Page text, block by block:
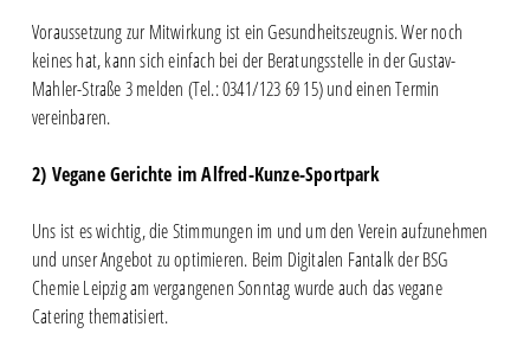
Voraussetzung zur Mitwirkung ist ein Gesundheitszeugnis. Wer noch
keines hat, kann sich einfach bei der Beratungsstelle in der Gustav-
Mahler-Straße 3 melden (Tel.: 0341/123 69 15) und einen Termin
vereinbaren.
2) Vegane Gerichte im Alfred-Kunze-Sportpark
Uns ist es wichtig, die Stimmungen im und um den Verein aufzunehmen
und unser Angebot zu optimieren. Beim Digitalen Fantalk der BSG
Chemie Leipzig am vergangenen Sonntag wurde auch das vegane
Catering thematisiert.